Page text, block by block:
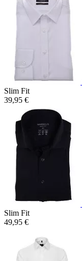
Slim Fit
39,95 €
Slim Fit
49,95 €